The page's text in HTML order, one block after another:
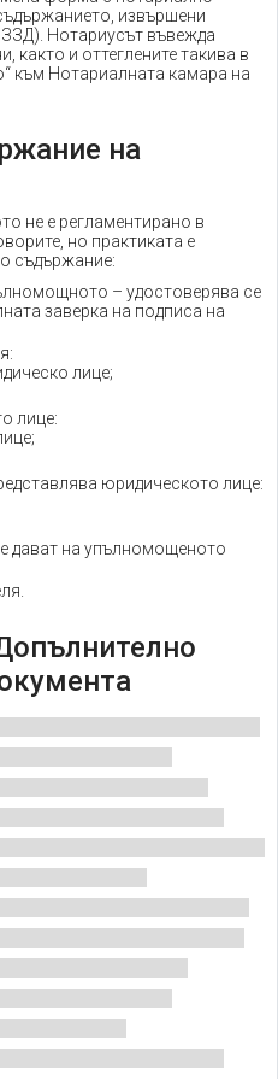
извършени
Нотариусът въвежда
както и оттеглените такива в
към Нотариалната камара на
на
не е регламентирано в
но практиката е
съдържание:
– удостоверява се
заверка на подписа на
лице;
лице:
юридическото лице:
дават на упълномощеното